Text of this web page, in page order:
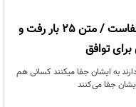
زاکانی: ادعای تحمیل توافق به رهبری جفاست / متن 25 بار رفت و
توافق
به ایشان جفا میکنند کسانی هم
جفا می‌کنند